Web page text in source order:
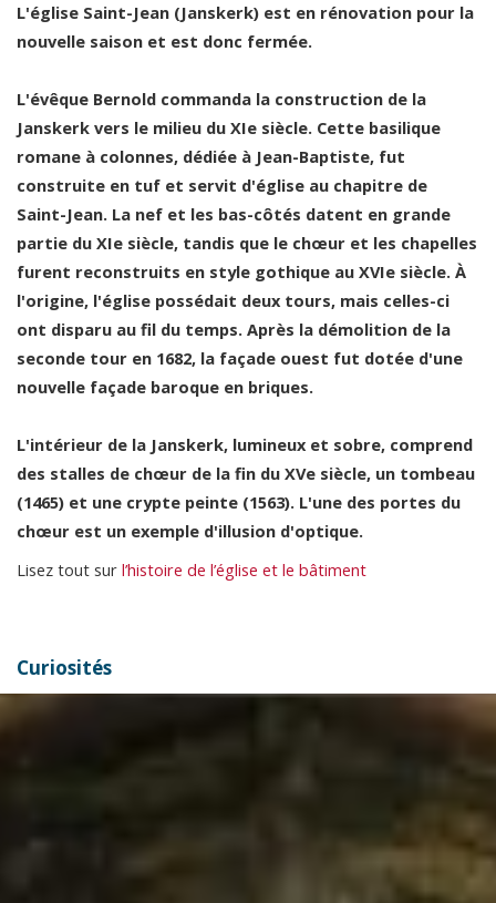
L'église Saint-Jean (Janskerk) est en rénovation pour la
nouvelle saison et est donc fermée.
L'évêque Bernold commanda la construction de la
Janskerk vers le milieu du XIe siècle. Cette basilique
romane à colonnes, dédiée à Jean-Baptiste, fut
construite en tuf et servit d'église au chapitre de
Saint-Jean. La nef et les bas-côtés datent en grande
partie du XIe siècle, tandis que le chœur et les chapelles
furent reconstruits en style gothique au XVIe siècle. À
l'origine, l'église possédait deux tours, mais celles-ci
ont disparu au fil du temps. Après la démolition de la
seconde tour en 1682, la façade ouest fut dotée d'une
nouvelle façade baroque en briques.
L'intérieur de la Janskerk, lumineux et sobre, comprend
des stalles de chœur de la fin du XVe siècle, un tombeau
(1465) et une crypte peinte (1563). L'une des portes du
chœur est un exemple d'illusion d'optique.
Lisez tout sur l’histoire de l’église et le bâtiment
Curiosités